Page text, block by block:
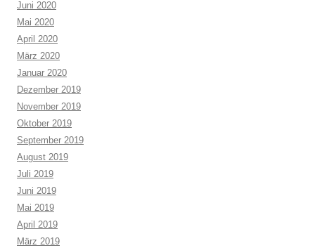
Juni 2020
Mai 2020
April 2020
März 2020
Januar 2020
Dezember 2019
November 2019
Oktober 2019
September 2019
August 2019
Juli 2019
Juni 2019
Mai 2019
April 2019
März 2019